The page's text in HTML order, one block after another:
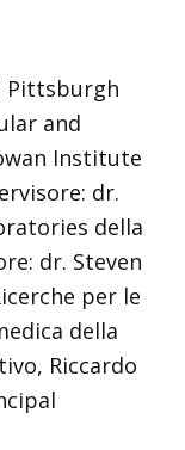
Pittsburgh
and
Institute
dr.
della
dr. Steven
per le
della
Riccardo